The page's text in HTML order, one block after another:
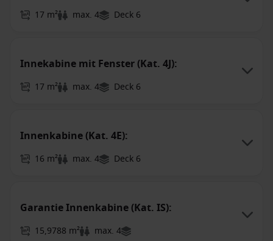
17 m² max. 4 Deck 6
Innekabine mit Fenster (Kat. 4J):
17 m² max. 4 Deck 6
Innenkabine (Kat. 4E):
16 m² max. 4 Deck 6
Garantie Innenkabine (Kat. IS):
15,9788 m² max. 4